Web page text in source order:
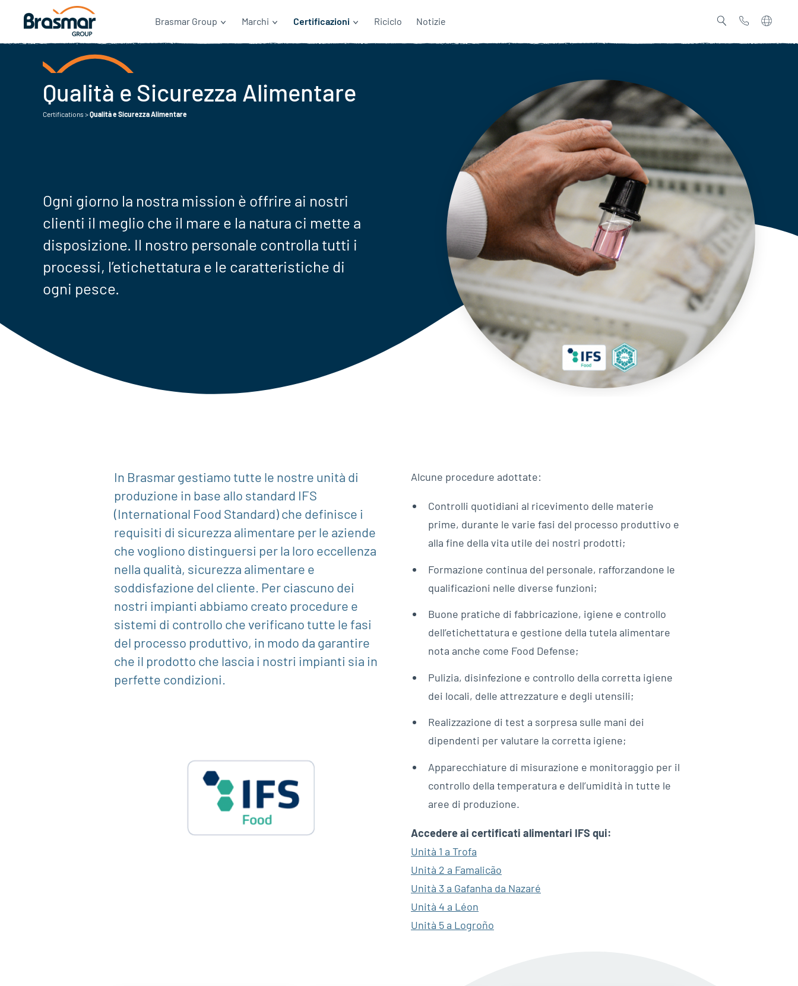
Brasmar Group Marchi Certificazioni Riciclo Notizie
Qualità e Sicurezza Alimentare
Certifications>Qualità e Sicurezza Alimentare
Ogni giorno la nostra mission è offrire ai nostri
clienti il meglio che il mare e la natura ci mette a
disposizione. Il nostro personale controlla tutti i
processi, l’etichettatura e le caratteristiche di
ogni pesce.
In Brasmar gestiamo tutte le nostre unità di
produzione in base allo standard IFS
(International Food Standard) che definisce i
requisiti di sicurezza alimentare per le aziende
che vogliono distinguersi per la loro eccellenza
nella qualità, sicurezza alimentare e
soddisfazione del cliente. Per ciascuno dei
nostri impianti abbiamo creato procedure e
sistemi di controllo che verificano tutte le fasi
del processo produttivo, in modo da garantire
che il prodotto che lascia i nostri impianti sia in
perfette condizioni.
Alcune procedure adottate:
Controlli quotidiani al ricevimento delle materie
prime, durante le varie fasi del processo produttivo e
alla fine della vita utile dei nostri prodotti;
Formazione continua del personale, rafforzandone le
qualificazioni nelle diverse funzioni;
Buone pratiche di fabbricazione, igiene e controllo
dell’etichettatura e gestione della tutela alimentare
nota anche come Food Defense;
Pulizia, disinfezione e controllo della corretta igiene
dei locali, delle attrezzature e degli utensili;
Realizzazione di test a sorpresa sulle mani dei
dipendenti per valutare la corretta igiene;
Apparecchiature di misurazione e monitoraggio per il
controllo della temperatura e dell’umidità in tutte le
aree di produzione.
Accedere ai certificati alimentari IFS qui:
Unità 1 a Trofa
Unità 2 a Famalicão
Unità 3 a Gafanha da Nazaré
Unità 4 a Léon
Unità 5 a Logroño